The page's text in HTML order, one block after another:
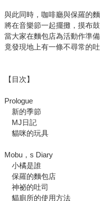
與此同時，咖啡廳與保羅的麵
將在音樂節一起擺攤，摸布
當大家在麵包店為活動作準備
竟發現地上有一條不尋常的
【目次】
Prologue
新的季節
MJ日記
貓咪的玩具
Mobu，s Diary
小橘是誰
保羅的麵包店
神祕的吐司
貓廁所的使用方法